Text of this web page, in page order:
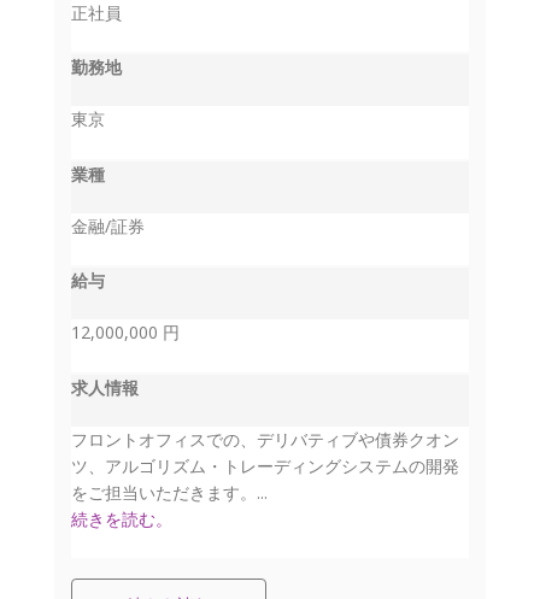
正社員
勤務地
東京
業種
金融/証券
給与
12,000,000 円
求人情報
フロントオフィスでの、デリバティブや債券クオン
ツ、アルゴリズム・トレーディングシステムの開発
をご担当いただきます。...
続きを読む。